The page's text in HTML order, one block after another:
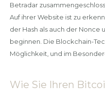
Betradar
Auf ihrer Website ist zu
der Hash als auch der Nonce
beginnen. Die Blockchain-
Möglichkeit, und im
Wie Sie Ihren